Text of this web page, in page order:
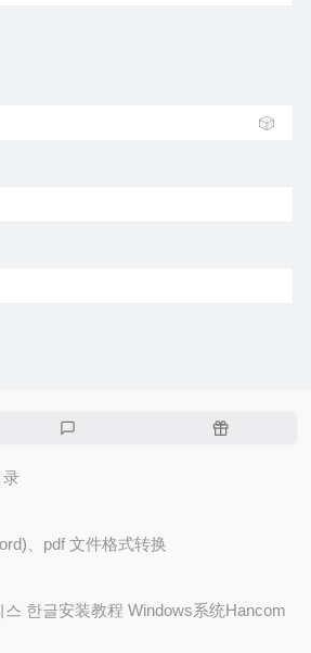
🎲
随
录
、pdf 文件格式转换
스 한글安装教程 Windows系统Hancom